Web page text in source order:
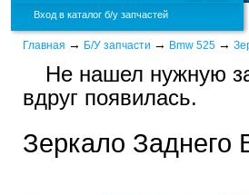
Вход в каталог б/у запчастей
Главная → Б/У запчасти → Bmw 525 →
Не нашел нужную
вдруг появилась.
Зеркало Заднего